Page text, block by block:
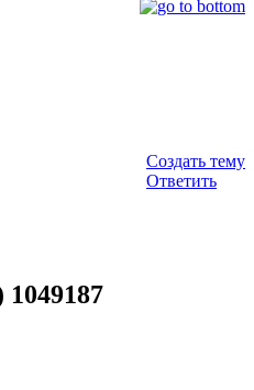
Создать тему
Ответить
1049187